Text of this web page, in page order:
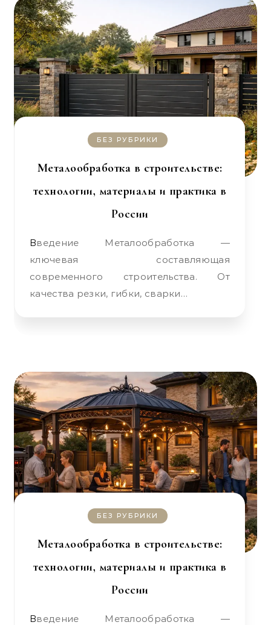
БЕЗ РУБРИКИ
Металообработка в строительстве:
технологии, материалы и практика в
России
Введение Металообработка —
ключевая составляющая
современного строительства. От
качества резки, гибки, сварки…
БЕЗ РУБРИКИ
Металообработка в строительстве:
технологии, материалы и практика в
России
Введение Металообработка —